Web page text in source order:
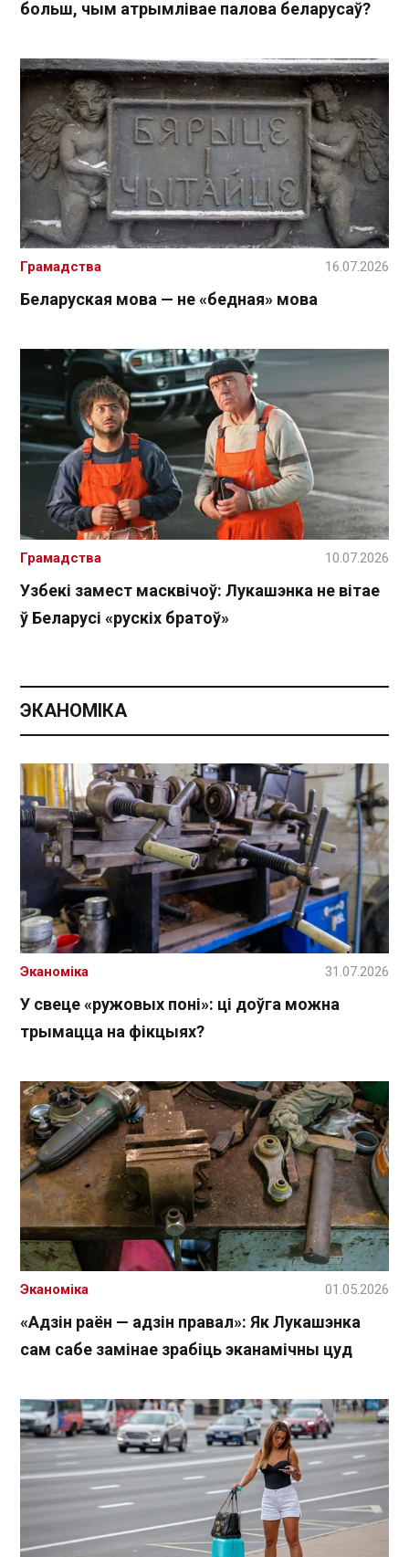
больш, чым атрымлівае палова беларусаў?
Беларуская мова — не «бедная» мова
Грамадства 16.07.2026
Узбекі замест масквічоў: Лукашэнка не вітае
ў Беларусі «рускіх братоў»
Грамадства 10.07.2026
ЭКАНОМІКА
У свеце «ружовых поні»: ці доўга можна
трымацца на фікцыях?
Эканоміка 31.07.2026
«Адзін раён — адзін правал»: Як Лукашэнка
сам сабе замінае зрабіць эканамічны цуд
Эканоміка 01.05.2026